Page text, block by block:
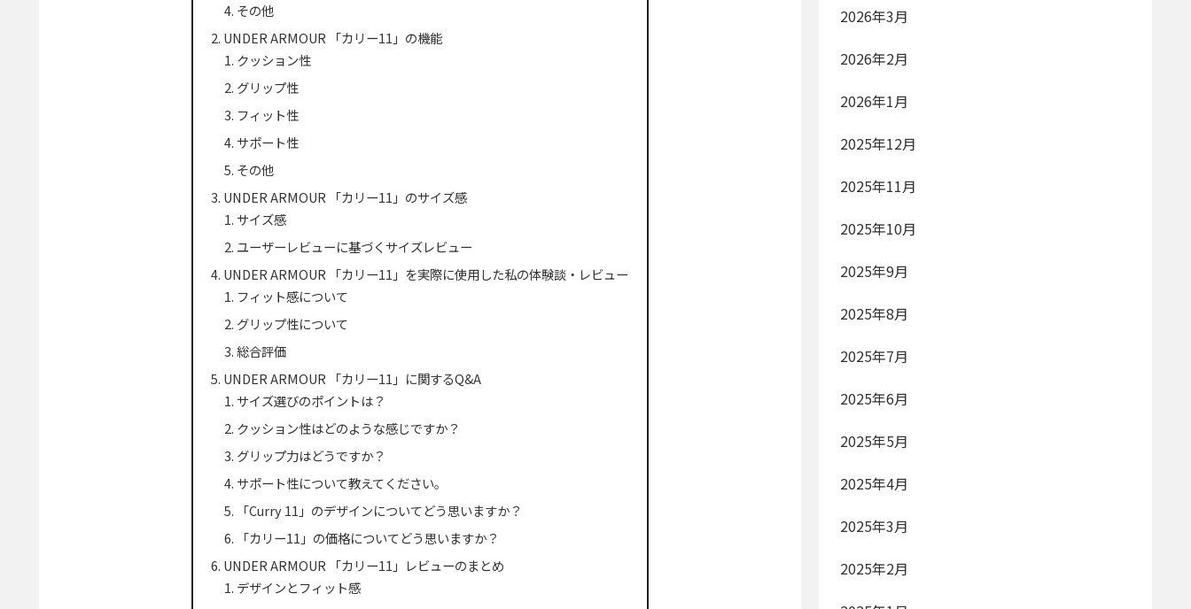
その他
UNDER ARMOUR 「カリー11」の機能
クッション性
グリップ性
フィット性
サポート性
その他
UNDER ARMOUR 「カリー11」のサイズ感
サイズ感
ユーザーレビューに基づくサイズレビュー
UNDER ARMOUR 「カリー11」を実際に使用した私の体験談・レビュー
フィット感について
グリップ性について
総合評価
UNDER ARMOUR 「カリー11」に関するQ&A
サイズ選びのポイントは？
クッション性はどのような感じですか？
グリップ力はどうですか？
サポート性について教えてください。
「Curry 11」のデザインについてどう思いますか？
「カリー11」の価格についてどう思いますか？
UNDER ARMOUR 「カリー11」レビューのまとめ
デザインとフィット感
2026年3月
2026年2月
2026年1月
2025年12月
2025年11月
2025年10月
2025年9月
2025年8月
2025年7月
2025年6月
2025年5月
2025年4月
2025年3月
2025年2月